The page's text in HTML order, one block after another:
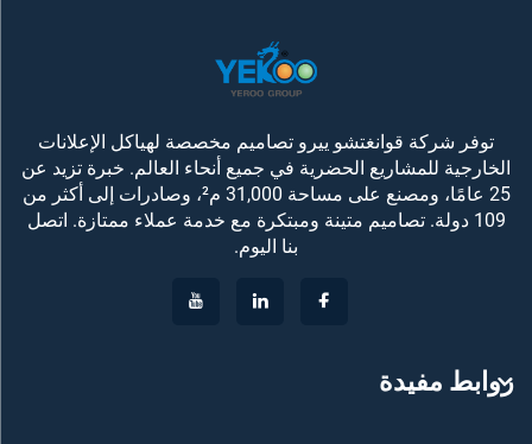
توفر شركة قوانغتشو ييرو تصاميم مخصصة لهياكل الإعلانات
الخارجية للمشاريع الحضرية في جميع أنحاء العالم. خبرة تزيد عن
25 عامًا، ومصنع على مساحة 31,000 م²، وصادرات إلى أكثر من
109 دولة. تصاميم متينة ومبتكرة مع خدمة عملاء ممتازة. اتصل
بنا اليوم.
روابط مفيدة